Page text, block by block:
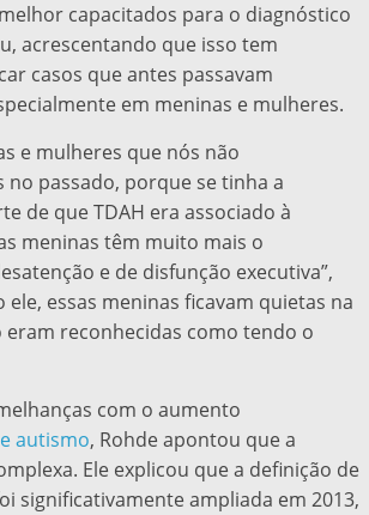
capacitados para o diagnóstico
acrescentando que isso tem
casos que antes passavam
em meninas e mulheres.
e mulheres que nós não
no passado, porque se tinha a
de que TDAH era associado à
meninas têm muito mais o
e de disfunção executiva”,
ele, essas meninas ficavam quietas na
eram reconhecidas como tendo o
com o aumento
autismo, Rohde apontou que a
Ele explicou que a definição de
significativamente ampliada em 2013,